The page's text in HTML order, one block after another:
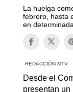
La huelga
febrero, hasta
en
REDACCIÓN MTV
Desde el
presentan